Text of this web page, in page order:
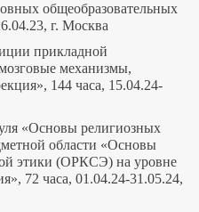
общеобразовательных
г. Москва
прикладной
механизмы,
144 часа, 15.04.24-
«Основы религиозных
области «Основы
этики (ОРКСЭ) на уровне
72 часа, 01.04.24-31.05.24,